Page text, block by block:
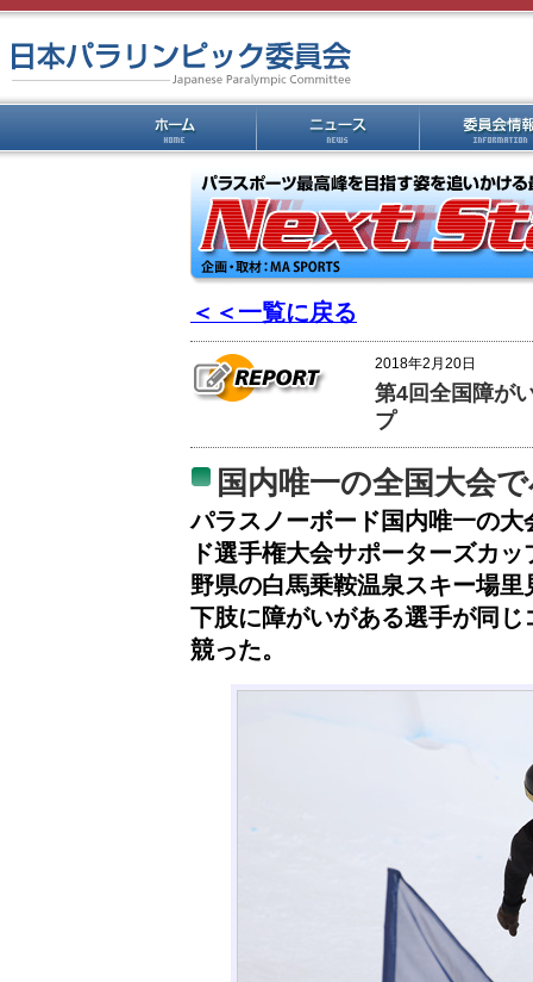
＜＜一覧に戻る
2018年2月20日
第4回全国障が
プ
国内唯一の全国大会
パラスノーボード国内唯一の
ド選手権大会サポーターズカ
野県の白馬乗鞍温泉スキー場
下肢に障がいがある選手が同
競った。